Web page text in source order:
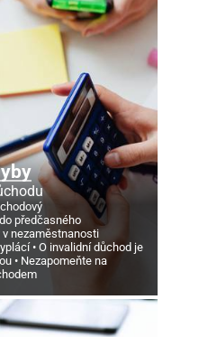
předčasného
v nezaměstnanosti
O invalidní důchod je
Nezapomeňte na